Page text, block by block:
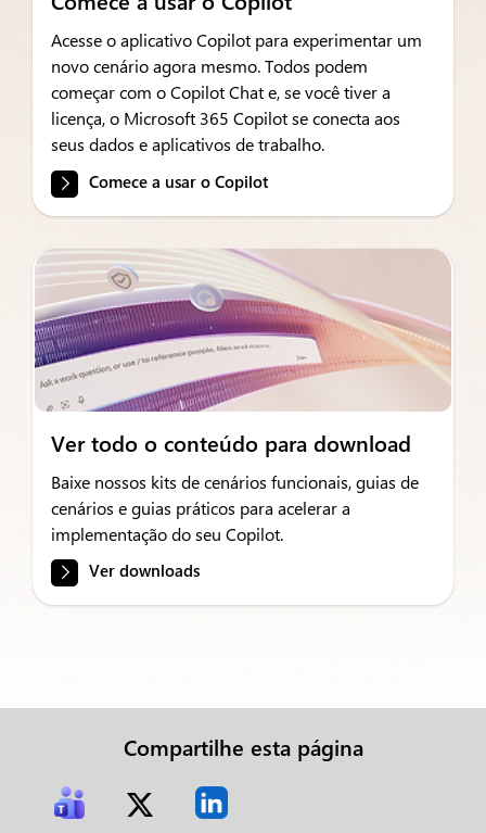
Acesse o aplicativo Copilot para experimentar um
novo cenário agora mesmo. Todos podem
começar com o Copilot Chat e, se você tiver a
licença, o Microsoft 365 Copilot se conecta aos
seus dados e aplicativos de trabalho.
Comece a usar o Copilot
Ver todo o conteúdo para download
Baixe nossos kits de cenários funcionais, guias de
cenários e guias práticos para acelerar a
implementação do seu Copilot.
Ver downloads
Compartilhe esta página